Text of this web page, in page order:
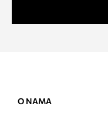
O NAMA